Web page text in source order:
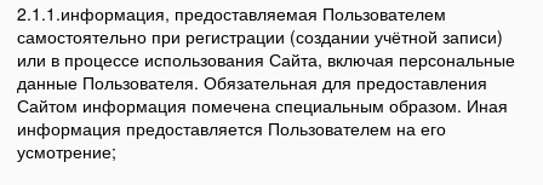
2.1.1.информация, предоставляемая Пользователем
самостоятельно при регистрации (создании учётной записи)
или в процессе использования Сайта, включая персональные
данные Пользователя. Обязательная для предоставления
Сайтом информация помечена специальным образом. Иная
информация предоставляется Пользователем на его
усмотрение;